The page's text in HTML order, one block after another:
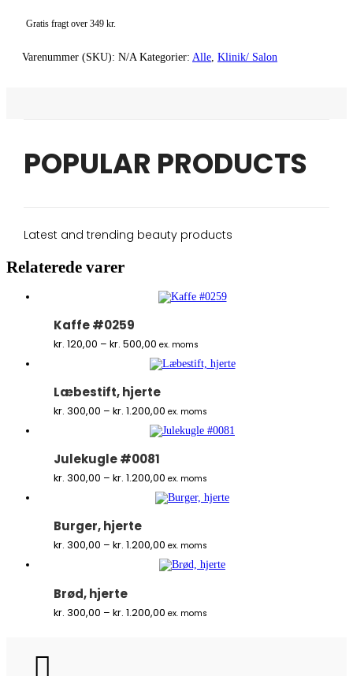
Gratis fragt over 349 kr.
Varenummer (SKU): N/A Kategorier: Alle, Klinik/ Salon
POPULAR PRODUCTS
Latest and trending beauty products
Relaterede varer
Kaffe #0259
kr. 120,00 – kr. 500,00Prisinterval:
til
kr. 500,00
ex. moms
Læbestift, hjerte
kr. 300,00 – kr. 1.200,00Prisinterval:
til
kr. 1.200,00
ex. moms
Julekugle #0081
kr. 300,00 – kr. 1.200,00Prisinterval:
til
kr. 1.200,00
ex. moms
Burger, hjerte
kr. 300,00 – kr. 1.200,00Prisinterval:
til
kr. 1.200,00
ex. moms
Brød, hjerte
kr. 300,00 – kr. 1.200,00Prisinterval:
ex. moms
